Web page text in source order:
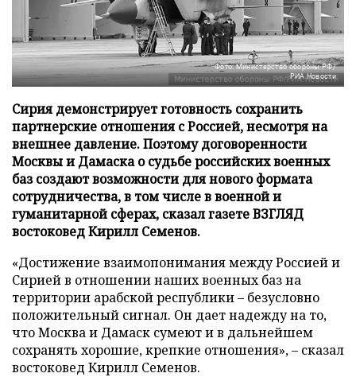
Фото: Министерство обороны РФ/
РИА Новости
Сирия демонстрирует готовность сохранить
партнерские отношения с Россией, несмотря на
внешнее давление. Поэтому договоренности
Москвы и Дамаска о судьбе российских военных
баз создают возможности для нового формата
сотрудничества, в том числе в военной и
гуманитарной сферах, сказал газете ВЗГЛЯД
востоковед Кирилл Семенов.
«Достижение взаимопонимания между Россией и
Сирией в отношении наших военных баз на
территории арабской республики – безусловно
положительный сигнал. Он дает надежду на то,
что Москва и Дамаск сумеют и в дальнейшем
сохранять хорошие, крепкие отношения», – сказал
востоковед Кирилл Семенов.